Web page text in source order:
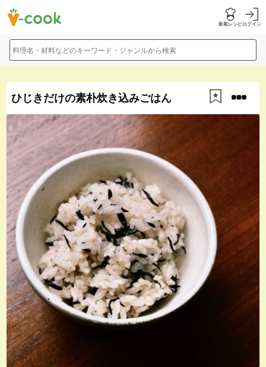
新着レシピログイン
料理名・材料などのキーワード・ジャンルから検索
ひじきだけの素朴炊き込みごはん